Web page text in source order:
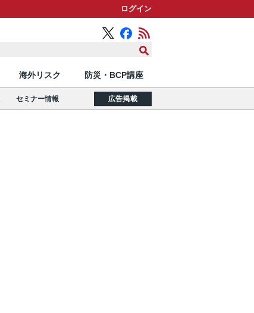
ログイン
海外リスク 防災・BCP講座
セミナー情報 広告掲載